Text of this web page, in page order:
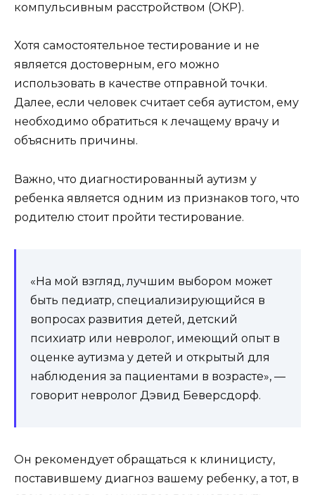
компульсивным расстройством (ОКР).
Хотя самостоятельное тестирование и не
является достоверным, его можно
использовать в качестве отправной точки.
Далее, если человек считает себя аутистом, ему
необходимо обратиться к лечащему врачу и
объяснить причины.
Важно, что диагностированный аутизм у
ребенка является одним из признаков того, что
родителю стоит пройти тестирование.
«На мой взгляд, лучшим выбором может
быть педиатр, специализирующийся в
вопросах развития детей, детский
психиатр или невролог, имеющий опыт в
оценке аутизма у детей и открытый для
наблюдения за пациентами в возрасте», —
говорит невролог Дэвид Беверсдорф.
Он рекомендует обращаться к клиницисту,
поставившему диагноз вашему ребенку, а тот, в